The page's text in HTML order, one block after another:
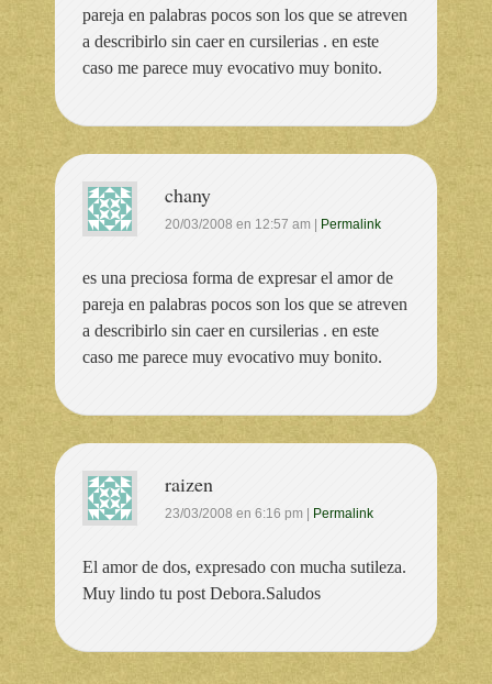
pareja en palabras pocos son los que se atreven
a describirlo sin caer en cursilerias . en este
caso me parece muy evocativo muy bonito.
chany
20/03/2008 en 12:57 am Permalink
es una preciosa forma de expresar el amor de
pareja en palabras pocos son los que se atreven
a describirlo sin caer en cursilerias . en este
caso me parece muy evocativo muy bonito.
raizen
23/03/2008 en 6:16 pm Permalink
El amor de dos, expresado con mucha sutileza.
Muy lindo tu post Debora.Saludos